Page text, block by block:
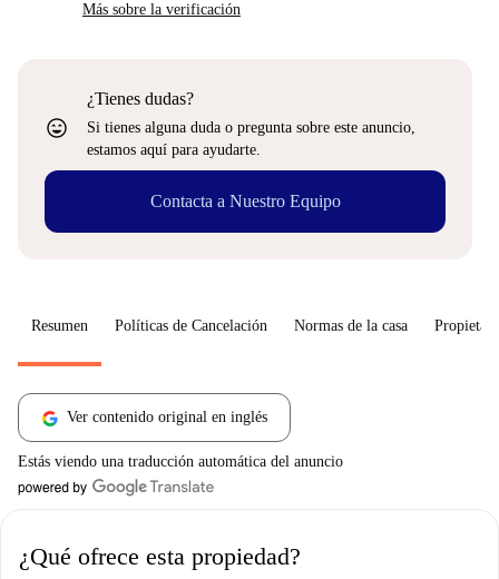
Más sobre la verificación
sentiment_very_satisfied
¿Tienes dudas?
Si tienes alguna duda o pregunta sobre este anuncio,
estamos aquí para ayudarte.
Contacta a Nuestro Equipo
Resumen Políticas de Cancelación Normas de la casa
Ver contenido original en inglés
Estás viendo una traducción automática del anuncio
¿Qué ofrece esta propiedad?